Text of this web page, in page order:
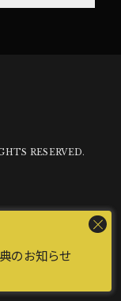
のお知らせ
RESERVED.